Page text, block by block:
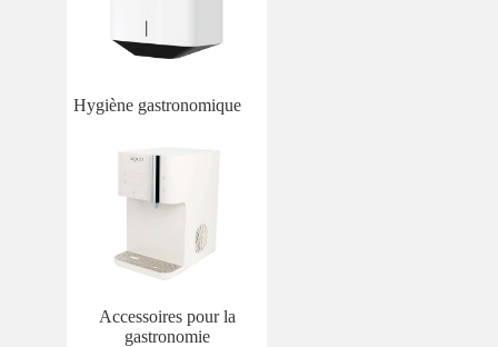
Hygiène gastronomique
Accessoires pour la
gastronomie